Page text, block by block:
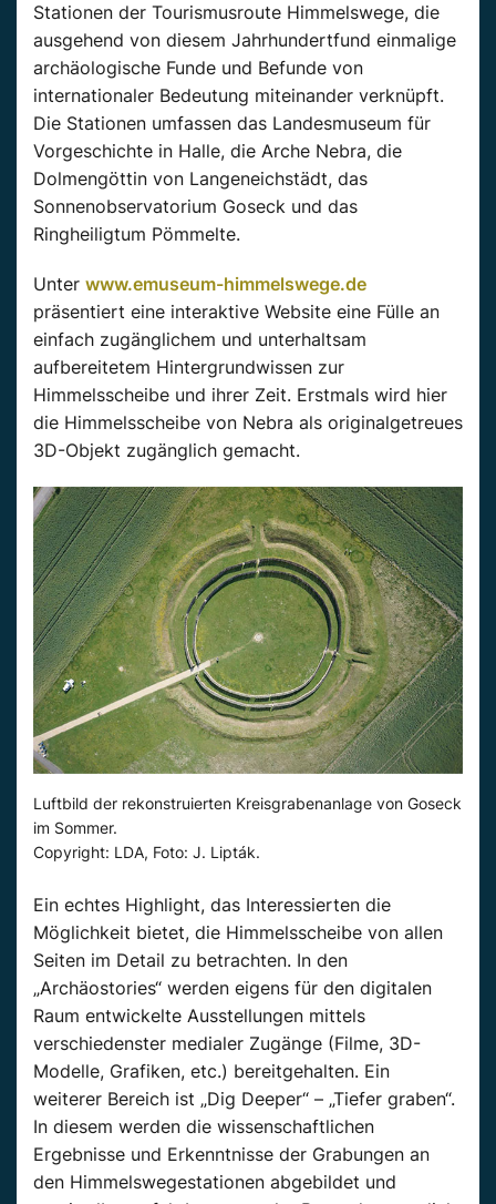
Stationen der Tourismusroute Himmelswege, die
ausgehend von diesem Jahrhundertfund einmalige
archäologische Funde und Befunde von
internationaler Bedeutung miteinander verknüpft.
Die Stationen umfassen das Landesmuseum für
Vorgeschichte in Halle, die Arche Nebra, die
Dolmengöttin von Langeneichstädt, das
Sonnenobservatorium Goseck und das
Ringheiligtum Pömmelte.
Unter www.emuseum-himmelswege.de
präsentiert eine interaktive Website eine Fülle an
einfach zugänglichem und unterhaltsam
aufbereitetem Hintergrundwissen zur
Himmelsscheibe und ihrer Zeit. Erstmals wird hier
die Himmelsscheibe von Nebra als originalgetreues
3D-Objekt zugänglich gemacht.
Luftbild der rekonstruierten Kreisgrabenanlage von Goseck
im Sommer.
Copyright: LDA, Foto: J. Lipták.
Ein echtes Highlight, das Interessierten die
Möglichkeit bietet, die Himmelsscheibe von allen
Seiten im Detail zu betrachten. In den
„Archäostories“ werden eigens für den digitalen
Raum entwickelte Ausstellungen mittels
verschiedenster medialer Zugänge (Filme, 3D-
Modelle, Grafiken, etc.) bereitgehalten. Ein
weiterer Bereich ist „Dig Deeper“ – „Tiefer graben“.
In diesem werden die wissenschaftlichen
Ergebnisse und Erkenntnisse der Grabungen an
den Himmelswegestationen abgebildet und